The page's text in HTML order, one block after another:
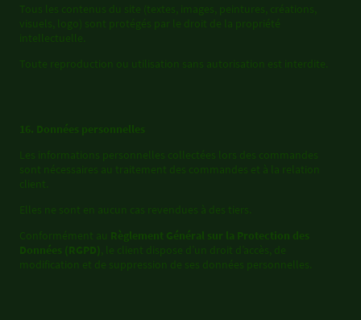
Tous les contenus du site (textes, images, peintures, créations,
visuels, logo) sont protégés par le droit de la propriété
intellectuelle.
Toute reproduction ou utilisation sans autorisation est interdite.
16. Données personnelles
Les informations personnelles collectées lors des commandes
sont nécessaires au traitement des commandes et à la relation
client.
Elles ne sont en aucun cas revendues à des tiers.
Conformément au Règlement Général sur la Protection des
Données (RGPD) , le client dispose d’un droit d’accès, de
modification et de suppression de ses données personnelles.